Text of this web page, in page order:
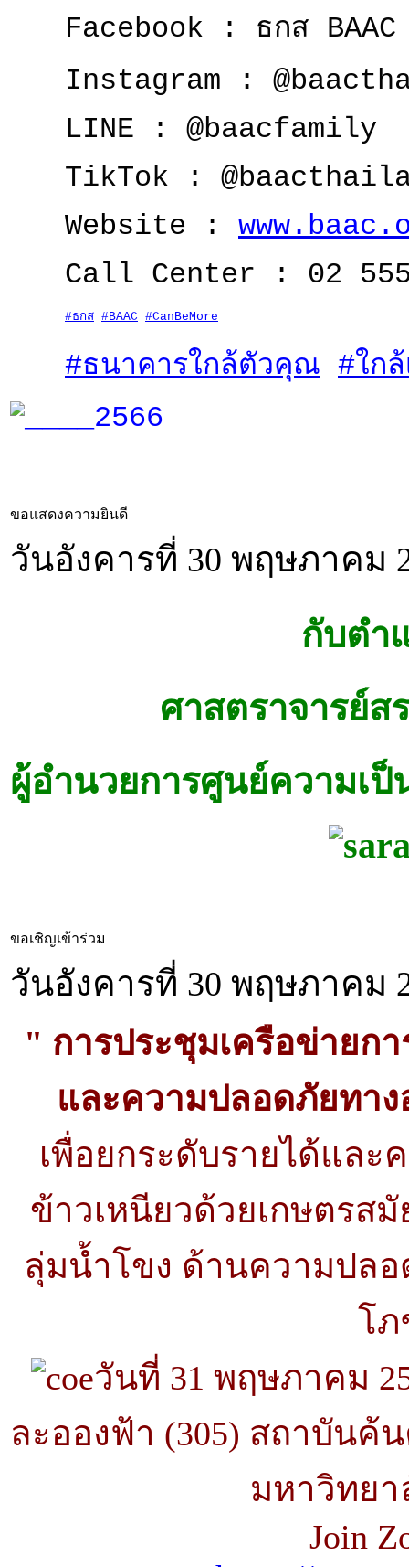
Facebook : ธกส
Instagram :
LINE : @baacfamily
TikTok :
Website :
Call Center : 02
#ธกส #BAAC #CanBeMore
#ธนาคารใกล้ตัวคุณ #ใก
ขอแสดงความยินดี
วันอังคารที่ 30 พฤษภาคม
กับตำ
ศาสตราจารย์ส
ผู้อำนวยการศูนย์ความเป็
ขอเชิญเข้าร่วม
วันอังคารที่ 30 พฤษภาคม
" การประชุมเครือข่ายก
และความปลอดภัยทา
เพื่อยกระดับรายได้และ
ข้าวเหนียวด้วยเกษตรส
ลุ่มน้ำโขง ด้านความปล
โภ
วันที่ 31 พฤษภาคม
ละอองฟ้า (305) สถาบัน
มหาวิทยา
Join